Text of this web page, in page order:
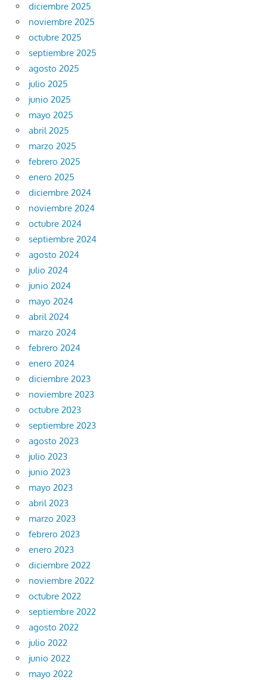
diciembre 2025
noviembre 2025
octubre 2025
septiembre 2025
agosto 2025
julio 2025
junio 2025
mayo 2025
abril 2025
marzo 2025
febrero 2025
enero 2025
diciembre 2024
noviembre 2024
octubre 2024
septiembre 2024
agosto 2024
julio 2024
junio 2024
mayo 2024
abril 2024
marzo 2024
febrero 2024
enero 2024
diciembre 2023
noviembre 2023
octubre 2023
septiembre 2023
agosto 2023
julio 2023
junio 2023
mayo 2023
abril 2023
marzo 2023
febrero 2023
enero 2023
diciembre 2022
noviembre 2022
octubre 2022
septiembre 2022
agosto 2022
julio 2022
junio 2022
mayo 2022